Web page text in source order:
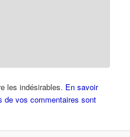
les indésirables. En savoir
de vos commentaires sont